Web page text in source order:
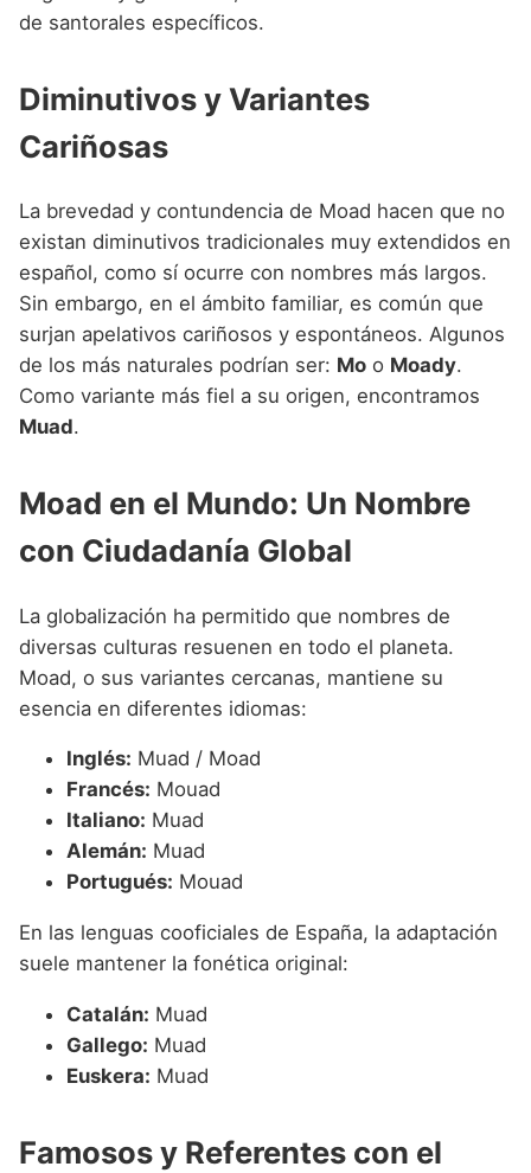
de santorales específicos.
Diminutivos y Variantes
Cariñosas
La brevedad y contundencia de Moad hacen que no
existan diminutivos tradicionales muy extendidos en
español, como sí ocurre con nombres más largos.
Sin embargo, en el ámbito familiar, es común que
surjan apelativos cariñosos y espontáneos. Algunos
de los más naturales podrían ser: Mo o Moady.
Como variante más fiel a su origen, encontramos
Muad.
Moad en el Mundo: Un Nombre
con Ciudadanía Global
La globalización ha permitido que nombres de
diversas culturas resuenen en todo el planeta.
Moad, o sus variantes cercanas, mantiene su
esencia en diferentes idiomas:
Inglés: Muad / Moad
Francés: Mouad
Italiano: Muad
Alemán: Muad
Portugués: Mouad
En las lenguas cooficiales de España, la adaptación
suele mantener la fonética original:
Catalán: Muad
Gallego: Muad
Euskera: Muad
Famosos y Referentes con el